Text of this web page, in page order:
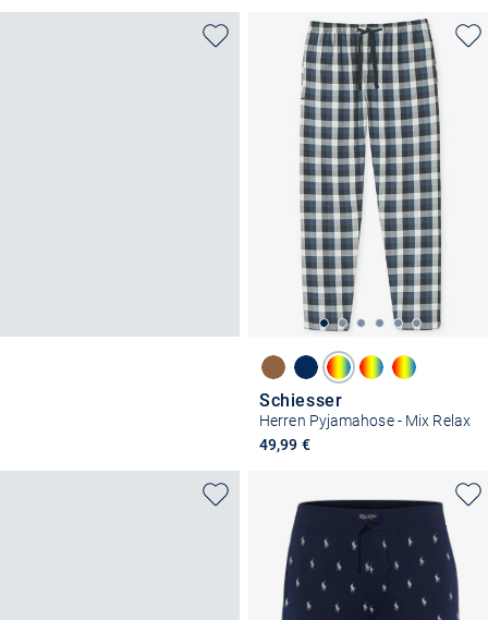
Schiesser
Herren Pyjamahose - Mix Relax
49,99 €